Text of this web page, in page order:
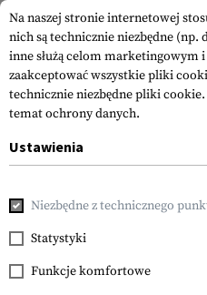
Promag
Magazine Taurus
9mm 20rds
Na naszej stronie internetowej
nich są technicznie niezbędne
inne służą celom marketingowym
zaakceptować wszystkie pliki
technicznie niezbędne pliki cookie.
temat ochrony danych.
Ustawienia
Niezbędne z technicznego
Statystyki
Funkcje komfortowe